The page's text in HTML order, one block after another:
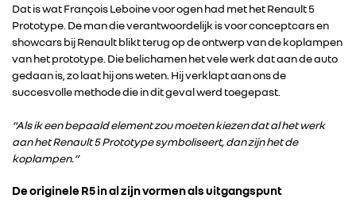
Dat is wat François Leboine voor ogen had met het Renault 5
Prototype. De man die verantwoordelijk is voor conceptcars en
showcars bij Renault blikt terug op de ontwerp van de koplampen
van het prototype. Die belichamen het vele werk dat aan de auto
gedaan is, zo laat hij ons weten. Hij verklapt aan ons de
succesvolle methode die in dit geval werd toegepast.
“Als ik een bepaald element zou moeten kiezen dat al het werk
aan het Renault 5 Prototype symboliseert, dan zijn het de
koplampen.”
De originele R5 in al zijn vormen als uitgangspunt